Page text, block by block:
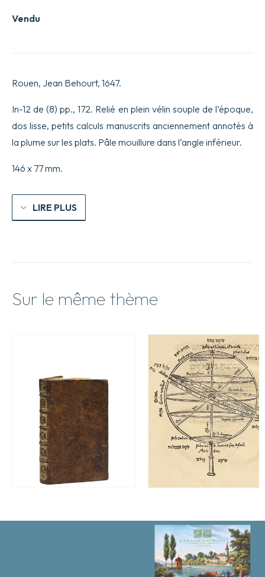
Vendu
Rouen, Jean Behourt, 1647.
In-12 de (8) pp., 172. Relié en plein vélin souple de l’époque,
dos lisse, petits calculs manuscrits anciennement annotés à
la plume sur les plats. Pâle mouillure dans l’angle inférieur.
146 x 77 mm.
LIRE PLUS
Sur le même thème